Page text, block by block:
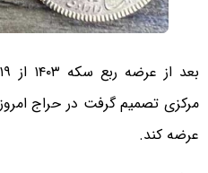
عرضه کند.